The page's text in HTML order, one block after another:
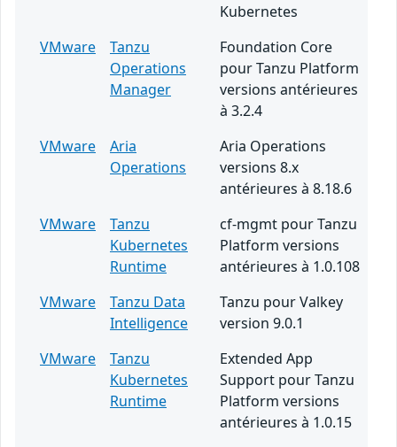
Kubernetes
VMware
Tanzu
Operations
Manager
Foundation Core
pour Tanzu Platform
versions antérieures
à 3.2.4
VMware
Aria
Operations
Aria Operations
versions 8.x
antérieures à 8.18.6
VMware
Tanzu
Kubernetes
Runtime
cf-mgmt pour Tanzu
Platform versions
antérieures à 1.0.108
VMware
Tanzu Data
Intelligence
Tanzu pour Valkey
version 9.0.1
VMware
Tanzu
Kubernetes
Runtime
Extended App
Support pour Tanzu
Platform versions
antérieures à 1.0.15